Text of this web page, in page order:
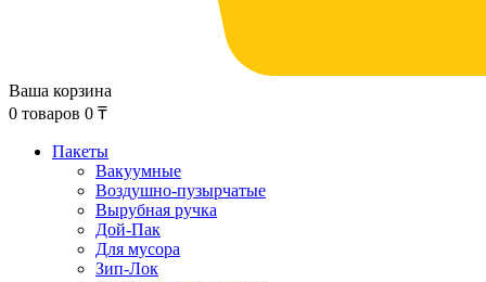
Ваша корзина
0 товаров 0 ₸
Пакеты
Вакуумные
Воздушно-пузырчатые
Вырубная ручка
Дой-Пак
Для мусора
Зип-Лок